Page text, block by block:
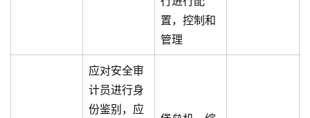
置，控制和
管理
应对安全审
计员进行身
份鉴别，应